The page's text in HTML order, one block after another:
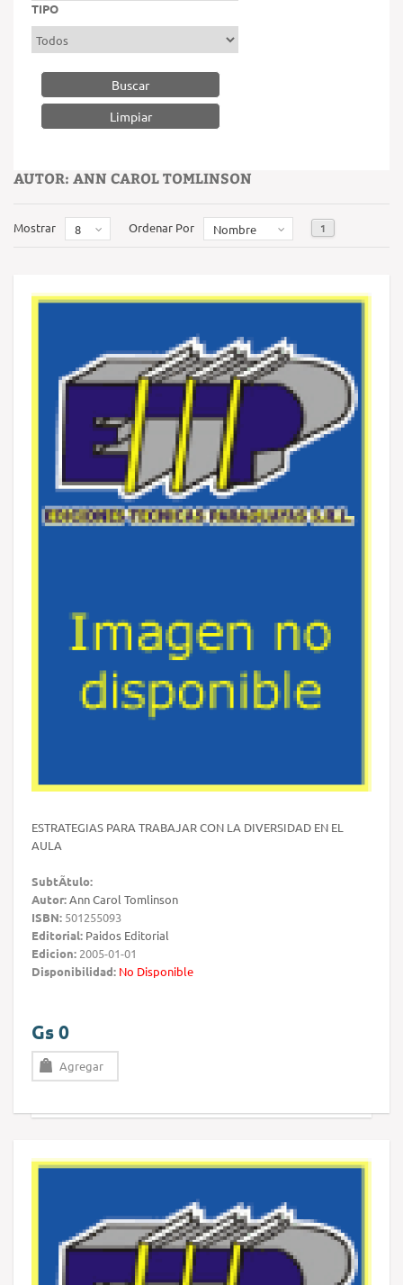
TIPO
Buscar
AUTOR: ANN CAROL TOMLINSON
Mostrar 8 Ordenar Por Nombre 1
ESTRATEGIAS PARA TRABAJAR CON LA DIVERSIDAD EN EL
AULA
SubtÃ­tulo:
Autor:Ann Carol Tomlinson
ISBN: 501255093
Editorial: Paidos Editorial
Edicion: 2005-01-01
Disponibilidad: No Disponible
Gs 0
Agregar